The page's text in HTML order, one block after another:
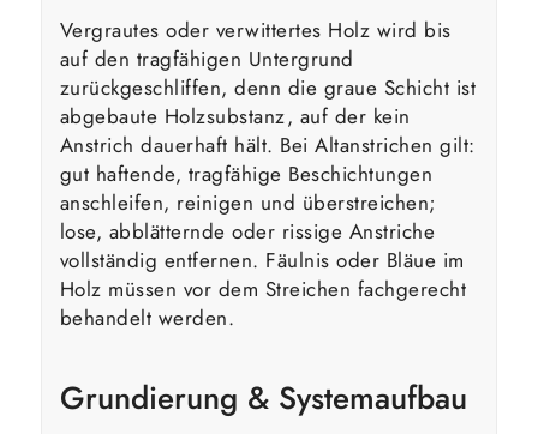
Vergrautes oder verwittertes Holz wird bis
auf den tragfähigen Untergrund
zurückgeschliffen, denn die graue Schicht ist
abgebaute Holzsubstanz, auf der kein
Anstrich dauerhaft hält. Bei Altanstrichen gilt:
gut haftende, tragfähige Beschichtungen
anschleifen, reinigen und überstreichen;
lose, abblätternde oder rissige Anstriche
vollständig entfernen. Fäulnis oder Bläue im
Holz müssen vor dem Streichen fachgerecht
behandelt werden.
Grundierung & Systemaufbau